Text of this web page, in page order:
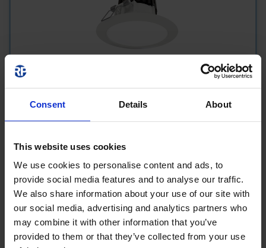
Consent Details About
This website uses cookies
We use cookies to personalise content and ads, to
provide social media features and to analyse our traffic.
We also share information about your use of our site with
our social media, advertising and analytics partners who
may combine it with other information that you’ve
provided to them or that they’ve collected from your use
Luminaire encastré